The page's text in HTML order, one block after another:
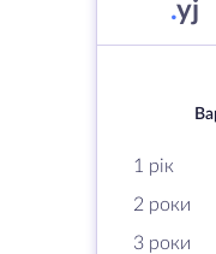
.yj
1 рік
2 роки
3 роки